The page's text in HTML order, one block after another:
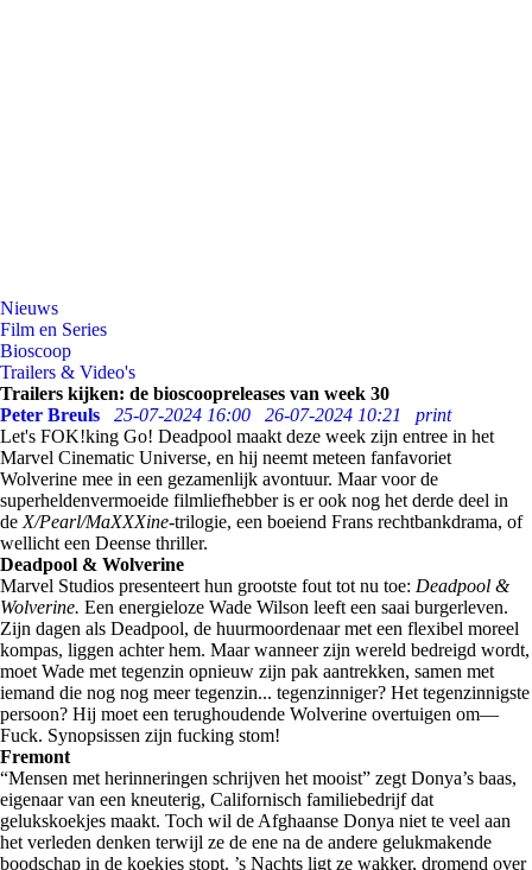
Nieuws
Film en Series
Bioscoop
Trailers & Video's
Trailers kijken: de bioscoopreleases van week 30
Peter Breuls
25-07-2024 16:00 26-07-2024 10:21
print
Let's FOK!king Go! Deadpool maakt deze week zijn entree in het
Marvel Cinematic Universe, en hij neemt meteen fanfavoriet
Wolverine mee in een gezamenlijk avontuur. Maar voor de
superheldenvermoeide filmliefhebber is er ook nog het derde deel in
de X/Pearl/MaXXXine-trilogie, een boeiend Frans rechtbankdrama, of
wellicht een Deense thriller.
Deadpool & Wolverine
Marvel Studios presenteert hun grootste fout tot nu toe: Deadpool &
Wolverine. Een energieloze Wade Wilson leeft een saai burgerleven.
Zijn dagen als Deadpool, de huurmoordenaar met een flexibel moreel
kompas, liggen achter hem. Maar wanneer zijn wereld bedreigd wordt,
moet Wade met tegenzin opnieuw zijn pak aantrekken, samen met
iemand die nog nog meer tegenzin... tegenzinniger? Het tegenzinnigste
persoon? Hij moet een terughoudende Wolverine overtuigen om—
Fuck. Synopsissen zijn fucking stom!
Fremont
“Mensen met herinneringen schrijven het mooist” zegt Donya’s baas,
eigenaar van een kneuterig, Californisch familiebedrijf dat
gelukskoekjes maakt. Toch wil de Afghaanse Donya niet te veel aan
het verleden denken terwijl ze de ene na de andere gelukmakende
boodschap in de koekjes stopt. ’s Nachts ligt ze wakker, dromend over